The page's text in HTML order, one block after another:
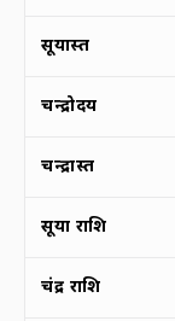
सूर्यास्त
चन्द्रोदय
चन्द्रास्त
सूर्या राशि
चंद्र राशि